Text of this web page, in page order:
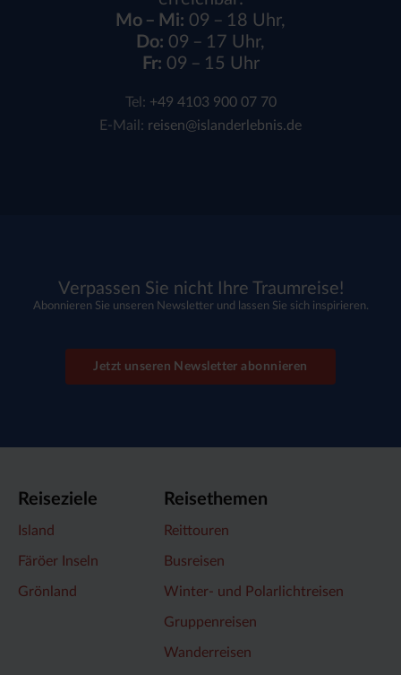
Mo – Mi: 09 – 18 Uhr,
Do: 09 – 17 Uhr,
Fr: 09 – 15 Uhr
Tel: +49 4103 900 07 70
E-Mail: reisen@islanderlebnis.de
Verpassen Sie nicht Ihre Traumreise!
Abonnieren Sie unseren Newsletter und lassen Sie sich inspirieren.
Jetzt unseren Newsletter abonnieren
Reiseziele
Island
Färöer Inseln
Grönland
Reisethemen
Reittouren
Busreisen
Winter- und Polarlichtreisen
Gruppenreisen
Wanderreisen